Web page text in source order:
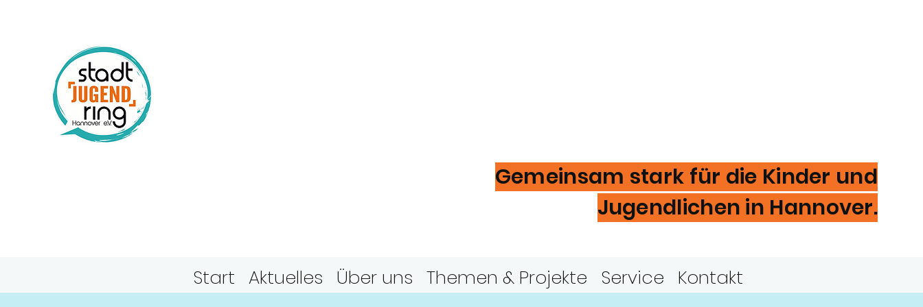
Gemeinsam stark für die Kinder und
Jugendlichen in Hannover.
Start Aktuelles Über uns Themen & Projekte Service Kontakt